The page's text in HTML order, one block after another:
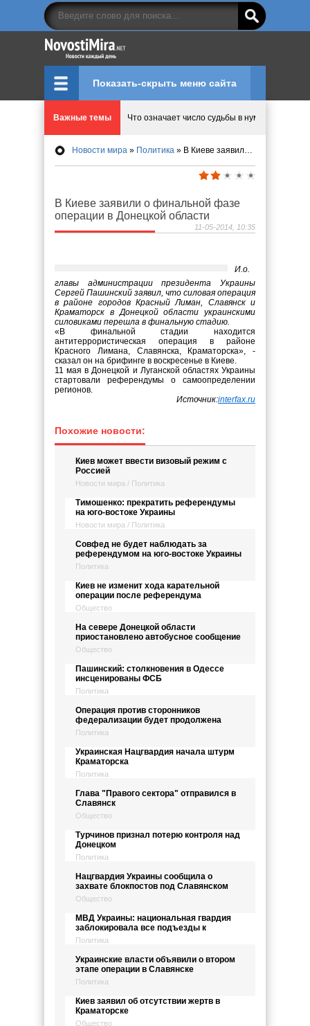
Показать-скрыть меню сайта
Важные темы Что означает число судьбы в нумерологии
Эволюция управления: Как ALD Pro меняет
Идеи, куда сходить с детьми в парки, музеи и
Новости мира » Политика » В Киеве заявили о финальной фазе операции в Донецкой области
В Киеве заявили о финальной фазе
операции в Донецкой области
11-05-2014, 10:35
И.о.
главы администрации президента Украины
Сергей Пашинский заявил, что силовая операция
в районе городов Красный Лиман, Славянск и
Краматорск в Донецкой области украинскими
силовиками перешла в финальную стадию.
«В финальной стадии находится
антитеррористическая операция в районе
Красного Лимана, Славянска, Краматорска», -
сказал он на брифинге в воскресенье в Киеве.
11 мая в Донецкой и Луганской областях Украины
стартовали референдумы о самоопределении
регионов.
Источник:interfax.ru
Похожие новости:
Киев может ввести визовый режим с
Россией
Новости мира / Политика
Тимошенко: прекратить референдумы
на юго-востоке Украины
Новости мира / Политика
Совфед не будет наблюдать за
референдумом на юго-востоке Украины
Политика
Киев не изменит хода карательной
операции после референдума
Общество
На севере Донецкой области
приостановлено автобусное сообщение
Общество
Пашинский: столкновения в Одессе
инсценированы ФСБ
Политика
Операция против сторонников
федерализации будет продолжена
Политика
Украинская Нацгвардия начала штурм
Краматорска
Политика
Глава "Правого сектора" отправился в
Славянск
Общество
Турчинов признал потерю контроля над
Донецком
Политика
Нацгвардия Украины сообщила о
захвате блокпостов под Славянском
Общество
МВД Украины: национальная гвардия
заблокировала все подъезды к
Политика
Украинские власти объявили о втором
этапе операции в Славянске
Политика
Киев заявил об отсутствии жертв в
Краматорске
Общество